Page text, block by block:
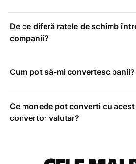
De ce diferă ratele de schimb
companii?
Cum pot să-mi convertesc banii?
Ce monede pot converti cu acest
convertor valutar?